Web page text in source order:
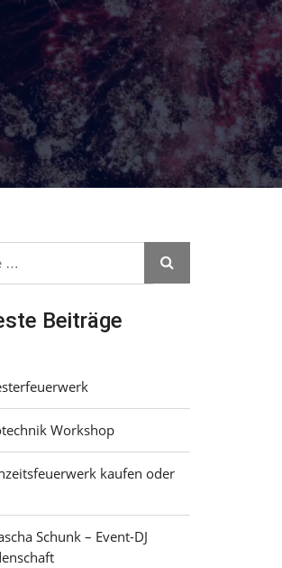
Search
Beiträge
Workshop
kaufen oder
Schunk – Event-DJ